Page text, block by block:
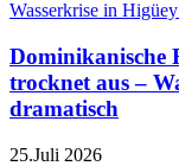
Dominikanische
trocknet aus –
dramatisch
25.Juli 2026